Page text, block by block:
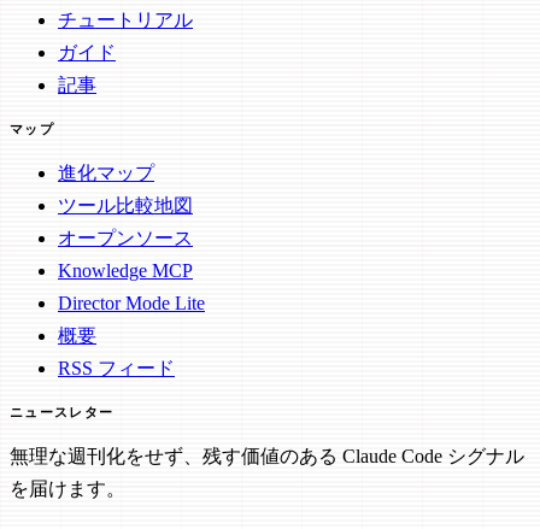
チュートリアル
ガイド
記事
マップ
進化マップ
ツール比較地図
オープンソース
Knowledge MCP
Director Mode Lite
概要
RSS フィード
ニュースレター
無理な週刊化をせず、残す価値のある Claude Code シグナル
を届けます。